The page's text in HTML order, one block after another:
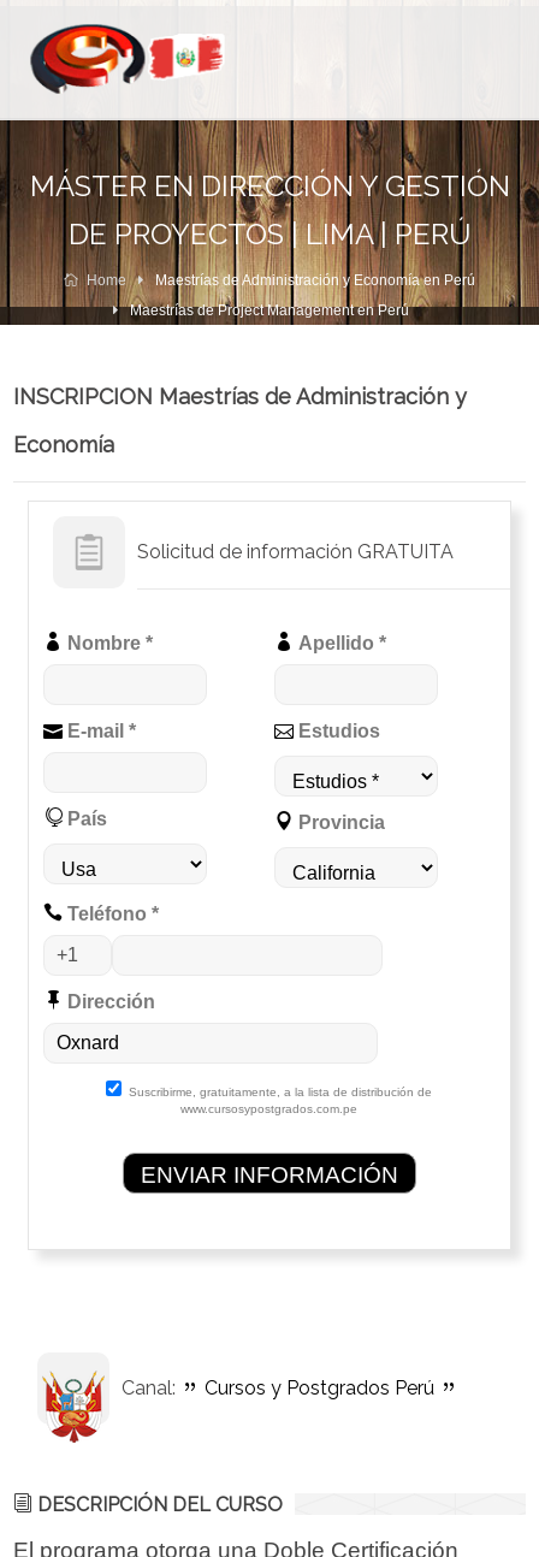
MÁSTER EN DIRECCIÓN Y GESTIÓN
DE PROYECTOS | LIMA | PERÚ
Home
Maestrías de Administración y Economía en Perú
Maestrías de Project Management en Perú
INSCRIPCION Maestrías de Administración y
Economía
Solicitud de información GRATUITA
Nombre * Apellido *
E-mail * Estudios
País Provincia
Teléfono *
Dirección
Suscribirme, gratuitamente, a la lista de distribución de
www.cursosypostgrados.com.pe
Canal: Cursos y Postgrados Perú
DESCRIPCIÓN DEL CURSO
El programa otorga una Doble Certificación